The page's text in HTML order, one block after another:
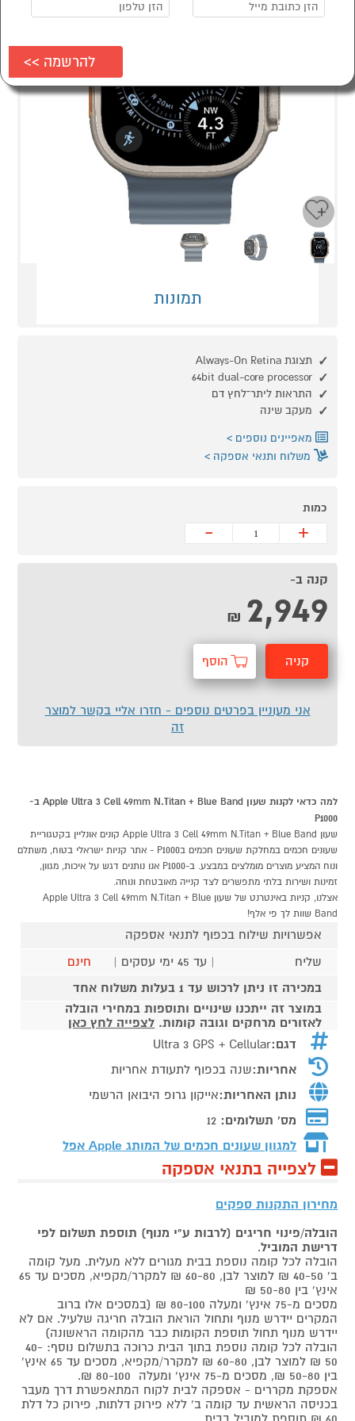
תמונות
תצוגת Always-On Retina
64bit dual-core processor
התראות ליתר־לחץ דם
מעקב שינה
מאפיינים נוספים
משלוח ותנאי אספקה
כמות
+
-
קנה ב-
2,949
₪
קניה הוסף
אני מעוניין בפרטים נוספים - חזרו אליי בקשר למוצר
זה
למה כדאי לקנות שעון Apple Ultra 3 Cell 49mm N.Titan + Blue Band ב-
P1000
שעון Apple Ultra 3 Cell 49mm N.Titan + Blue Band קונים אונליין בקטגוריית
שעונים חכמים במחלקת שעונים חכמים בP1000 - אתר קניות ישראלי בטוח, משתלם
ונוח המציע מוצרים מומלצים במבצע. ב-P1000 אנו נותנים דגש על איכות, מגוון,
זמינות ושירות בלתי מתפשרים לצד קנייה מאובטחת ונוחה.
אצלנו, קניות באינטרנט של שעון Apple Ultra 3 Cell 49mm N.Titan + Blue
Band שוות לך פי אלף!
אפשרויות שילוח בכפוף לתנאי אספקה
שליח
| עד 45 ימי עסקים |
חינם
במכירה זו ניתן לרכוש עד 1 בעלות משלוח אחד
במוצר זה ייתכנו שינויים ותוספות במחירי הובלה
לאזורים מרחקים וגובה קומות. לצפייה לחץ כאן
דגם:Ultra 3 GPS + Cellular
אחריות:שנה בכפוף לתעודת אחריות
נותן האחריות:אייקון גרופ היבואן הרשמי
מס' תשלומים: 12
למגוון שעונים חכמים של המותג Apple אפל
לצפייה בתנאי אספקה
מחירון התקנות ספקים
הובלה/פינוי חריגים (לרבות ע"י מנוף) תוספת תשלום לפי
דרישת המוביל.
הובלה לכל קומה נוספת בבית מגורים ללא מעלית. מעל קומה
ב' 40-50 ₪ למוצר לבן, 60-80 ₪ למקרר/מקפיא, מסכים עד 65
אינץ' בין 50-80 ₪
מסכים מ-75 אינץ' ומעלה 80-100 ₪ (במסכים אלו ברוב
המקרים יידרש מנוף ותחול הוראת הובלה חריגה שלעיל. אם לא
יידרש מנוף תחול תוספת הקומות כבר מהקומה הראשונה)
הובלה לכל קומה נוספת בתוך הבית כרוכה בתשלום נוסף: 40-
50 ₪ למוצר לבן, 60-80 ₪ למקרר/מקפיא, מסכים עד 65 אינץ'
בין 50-80 ₪, מסכים מ-75 אינץ' ומעלה 80-100 ₪.
אספקת מקררים - אספקה לבית לקוח המתאפשרת דרך מעבר
בכניסה הראשית עד קומה ב' ללא פירוק דלתות, פירוק כל דלת